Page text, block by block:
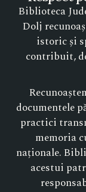
Biblioteca
Dolj
istoric și
contribuit,
documentele
practici
memoria
naționale.
acestui